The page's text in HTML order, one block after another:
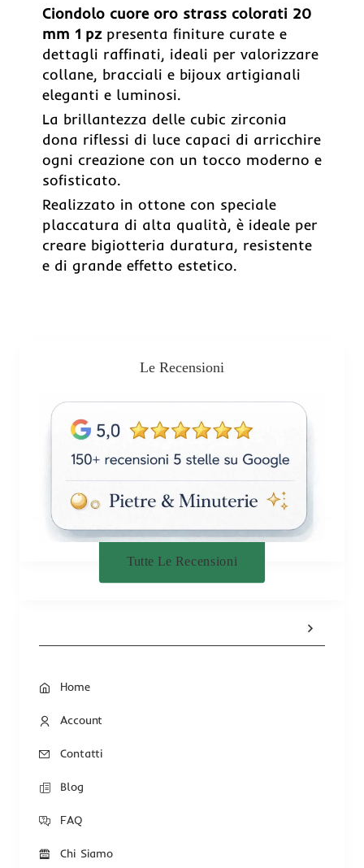
Ciondolo cuore oro strass colorati 20
mm 1 pzpresenta finiture curate e
dettagli raffinati, ideali per valorizzare
collane, bracciali e bijoux artigianali
eleganti e luminosi.
La brillantezza delle cubic zirconia
dona riflessi di luce capaci di arricchire
ogni creazione con un tocco moderno e
sofisticato.
Realizzato in ottone con speciale
placcatura di alta qualità, è ideale per
creare bigiotteria duratura, resistente
e di grande effetto estetico.
Le Recensioni
Tutte Le Recensioni
Home
Account
Contatti
Blog
FAQ
Chi Siamo